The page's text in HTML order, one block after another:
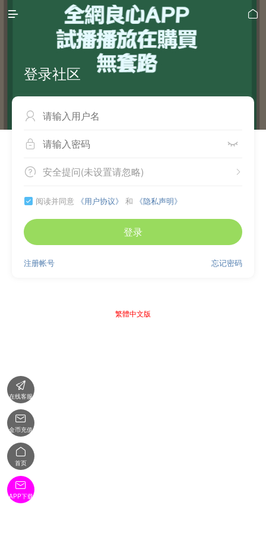
 
登录社区

 
 
安全提问(未设置请忽略)
 阅读并同意 《用户协议》 和 《隐私声明》
登录
忘记密码
注册帐号
繁體中文版

在线客服

金币充值

首页

APP下载